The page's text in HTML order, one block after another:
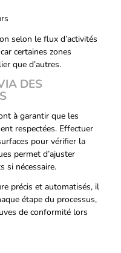
selon le flux d’activités
certaines zones
que d’autres.
DES
à garantir que les
respectées. Effectuer
pour vérifier la
permet d’ajuster
si nécessaire.
précis et automatisés, il
étape du processus,
de conformité lors